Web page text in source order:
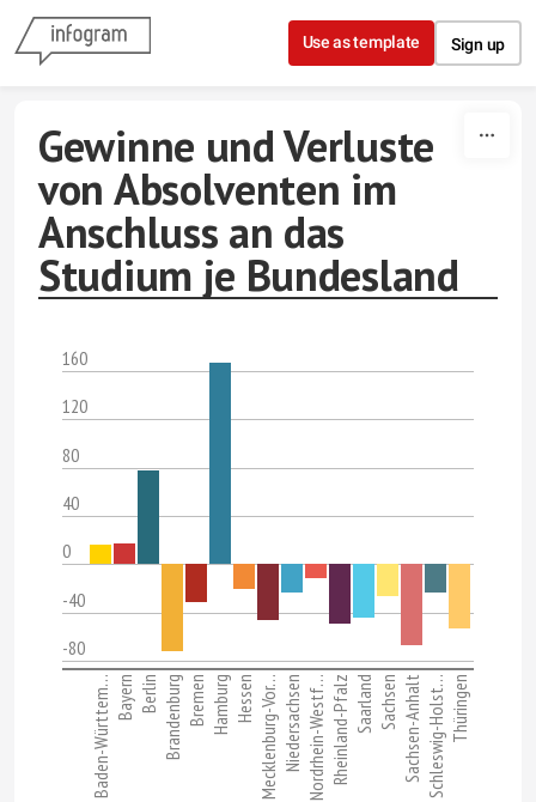
Skip to content
Use as template Sign up
Gewinne und Verluste
von Absolventen im
Anschluss an das
Studium je Bundesland
160
120
80
40
0
-40
-80
Baden-Württem… BayernBerlin Brandenburg Bremen Hamburg Hessen Mecklenburg-Vor…NiedersachsenNordrhein-Westf…Rheinland-PfalzSaarlandSachsenSachsen-AnhaltSchleswig-Holst…Thüringen